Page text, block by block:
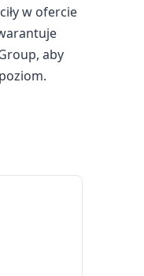
w ofercie
aby